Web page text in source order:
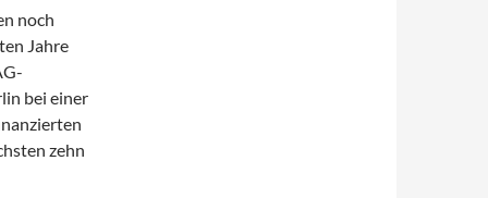
noch
Jahre
bei einer
zehn
weiterer Großprojekte an